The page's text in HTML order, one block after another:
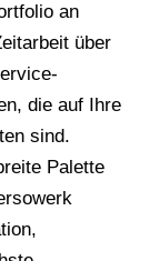
an
über
die auf Ihre
sind.
Palette